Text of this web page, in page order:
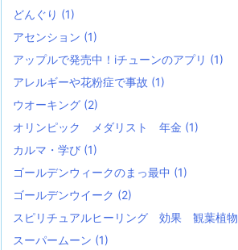
どんぐり (1)
アセンション (1)
アップルで発売中！iチューンのアプリ (1)
アレルギーや花粉症で事故 (1)
ウオーキング (2)
オリンピック メダリスト 年金 (1)
カルマ・学び (1)
ゴールデンウィークのまっ最中 (1)
ゴールデンウイーク (2)
スピリチュアルヒーリング 効果 観葉植物
スーパームーン (1)